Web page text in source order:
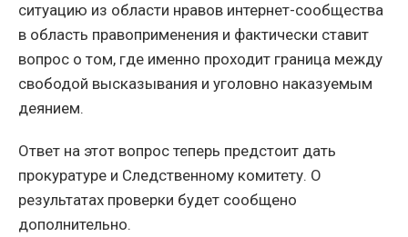
ситуацию из области нравов интернет-сообщества
в область правоприменения и фактически ставит
вопрос о том, где именно проходит граница между
свободой высказывания и уголовно наказуемым
деянием.
Ответ на этот вопрос теперь предстоит дать
прокуратуре и Следственному комитету. О
результатах проверки будет сообщено
дополнительно.